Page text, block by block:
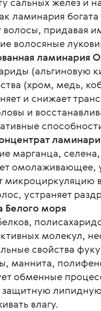
ламинария
волосы, придавая
волосяные
ламинария
(альгиновую
(хром, медь,
и снижает
и
марганца,
микроциркуляцию
устраняет
Белого моря
молекул,
свойства
маннита,
обменные
защитную
влагу.